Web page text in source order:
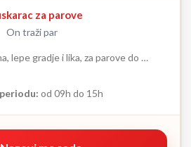
za parove
On traži par
lepe gradje i lika, za parove do …
od 09h do 15h